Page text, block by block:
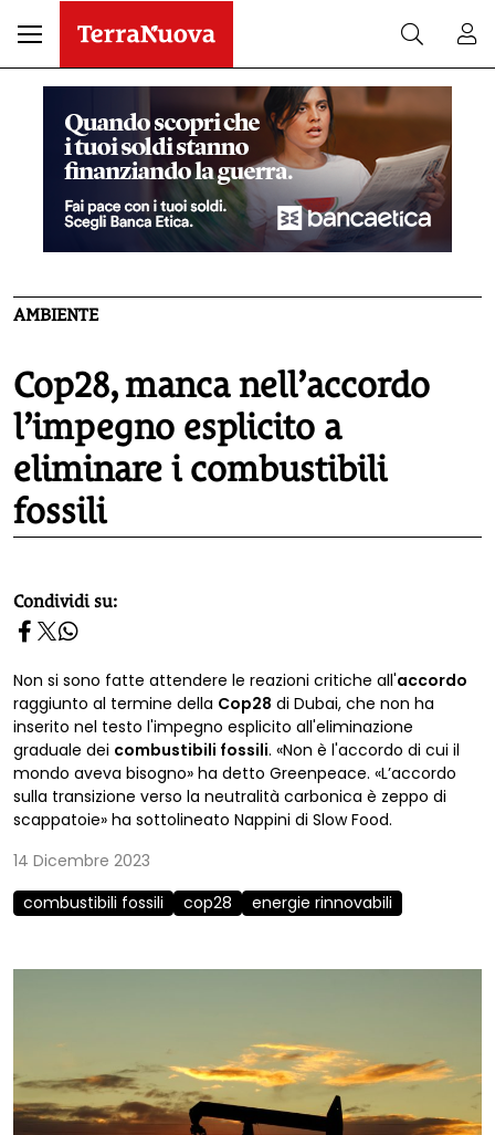
AMBIENTE
Cop28, manca nell’accordo
l’impegno esplicito a
eliminare i combustibili
fossili
homepage h2
Condividi su:
Non si sono fatte attendere le reazioni critiche all'accordo
raggiunto al termine della Cop28 di Dubai, che non ha
inserito nel testo l'impegno esplicito all'eliminazione
graduale dei combustibili fossili. «Non è l'accordo di cui il
mondo aveva bisogno» ha detto Greenpeace. «L’accordo
sulla transizione verso la neutralità carbonica è zeppo di
scappatoie» ha sottolineato Nappini di Slow Food.
14 Dicembre 2023
combustibili fossili
cop28 energie rinnovabili